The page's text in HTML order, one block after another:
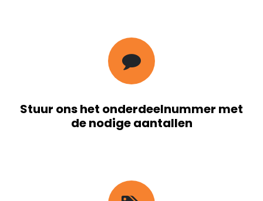
Stuur ons het onderdeelnummer met
de nodige aantallen